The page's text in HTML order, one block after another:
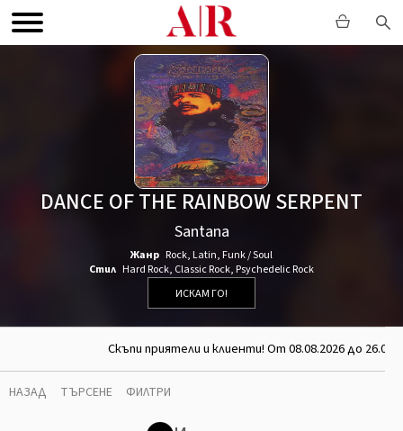
DANCE OF THE RAINBOW SERPENT
Santana
Жанр Rock, Latin, Funk / Soul
Стил Hard Rock, Classic Rock, Psychedelic Rock
ИСКАМ ГО!
Скъпи приятели и клиенти! От 08.08.2026 до
НАЗАД ТЪРСЕНЕ ФИЛТРИ